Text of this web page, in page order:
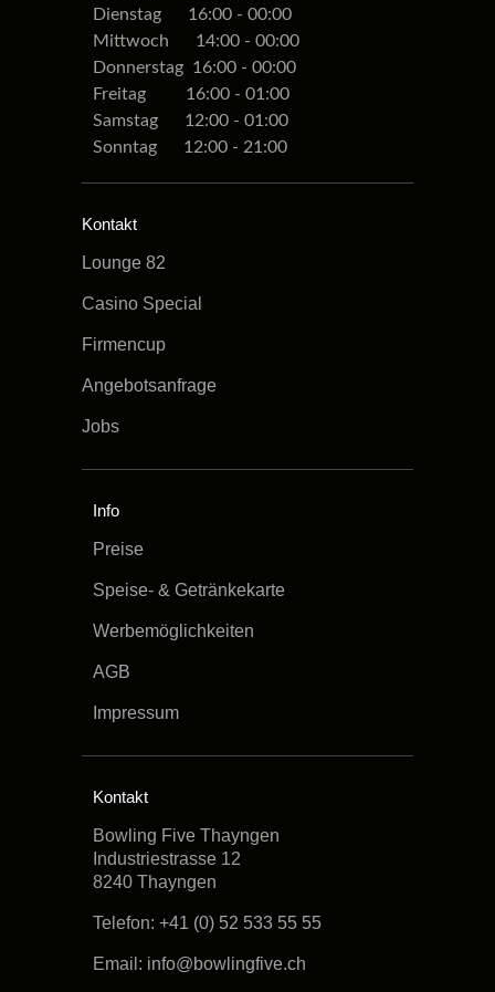
Dienstag 16:00 - 00:00
Mittwoch 14:00 - 00:00
Donnerstag 16:00 - 00:00
Freitag 16:00 - 01:00
Samstag 12:00 - 01:00
Sonntag 12:00 - 21:00
Kontakt
Lounge 82
Casino Special
Firmencup
Angebotsanfrage
Jobs
Info
Preise
Speise- & Getränkekarte
Werbemöglichkeiten
AGB
Impressum
Kontakt
Bowling Five Thayngen
Industriestrasse 12
8240 Thayngen
Telefon: +41 (0) 52 533 55 55
Email: info@bowlingfive.ch